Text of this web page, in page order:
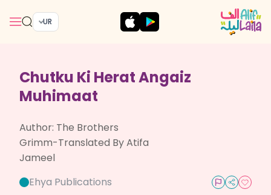
UR
Chutku Ki Herat Angaiz
Muhimaat
Author: The Brothers
Grimm-Translated By Atifa
Jameel
Ehya Publications